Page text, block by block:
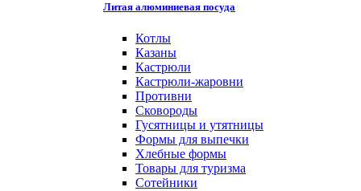
Литая алюминиевая посуда
Котлы
Казаны
Кастрюли
Кастрюли-жаровни
Противни
Сковороды
Гусятницы и утятницы
Формы для выпечки
Хлебные формы
Товары для туризма
Сотейники